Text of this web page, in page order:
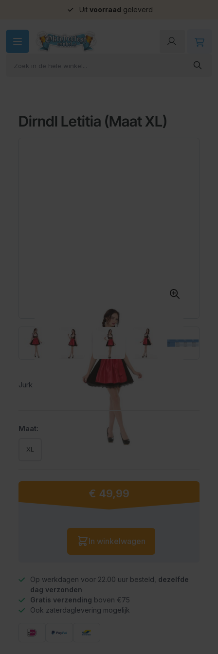
Uit voorraad geleverd
Dirndl Letitia (Maat XL)
Jurk
Maat:
XL
Vanaf:
€ 49,99
Aantal
In winkelwagen
Op werkdagen voor 22.00 uur besteld, dezelfde
dag verzonden
Gratis verzending boven €75
Ook zaterdaglevering mogelijk